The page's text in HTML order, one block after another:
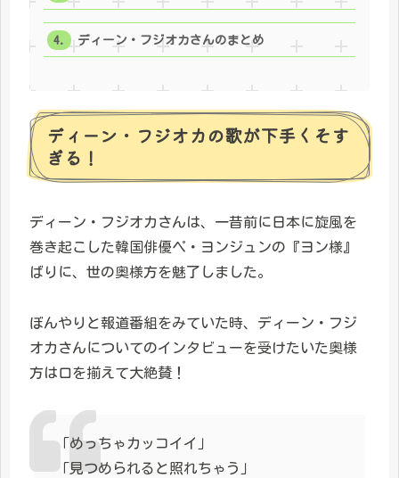
ディーン・フジオカさんのまとめ
ディーン・フジオカの歌が下手くそす
ぎる！
ディーン・フジオカさんは、一昔前に日本に旋風を
巻き起こした韓国俳優ペ・ヨンジュンの『ヨン様』
ばりに、世の奥様方を魅了しました。
ぼんやりと報道番組をみていた時、ディーン・フジ
オカさんについてのインタビューを受けたいた奥様
方は口を揃えて大絶賛！
「めっちゃカッコイイ」
「見つめられると照れちゃう」